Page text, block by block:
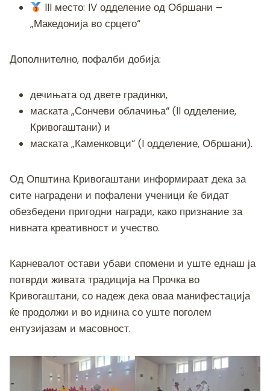
III место: IV одделение од Обршани –
„Македонија во срцето“
Дополнително, пофалби добија:
дечињата од двете градинки,
маската „Сончеви облачиња“ (II одделение,
Кривогаштани) и
маската „Каменковци“ (I одделение, Обршани).
Од Општина Кривогаштани информираат дека за
сите наградени и пофалени ученици ќе бидат
обезбедени пригодни награди, како признание за
нивната креативност и учество.
Карневалот остави убави спомени и уште еднаш ја
потврди живата традиција на Прочка во
Кривогаштани, со надеж дека оваа манифестација
ќе продолжи и во иднина со уште поголем
ентузијазам и масовност.